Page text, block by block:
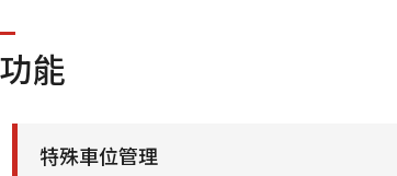
能
特殊車位管理